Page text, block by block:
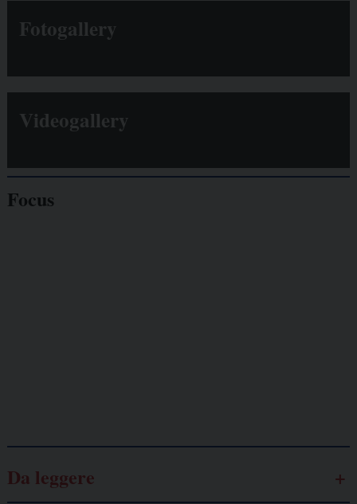
Fotogallery
Videogallery
Focus
Da leggere